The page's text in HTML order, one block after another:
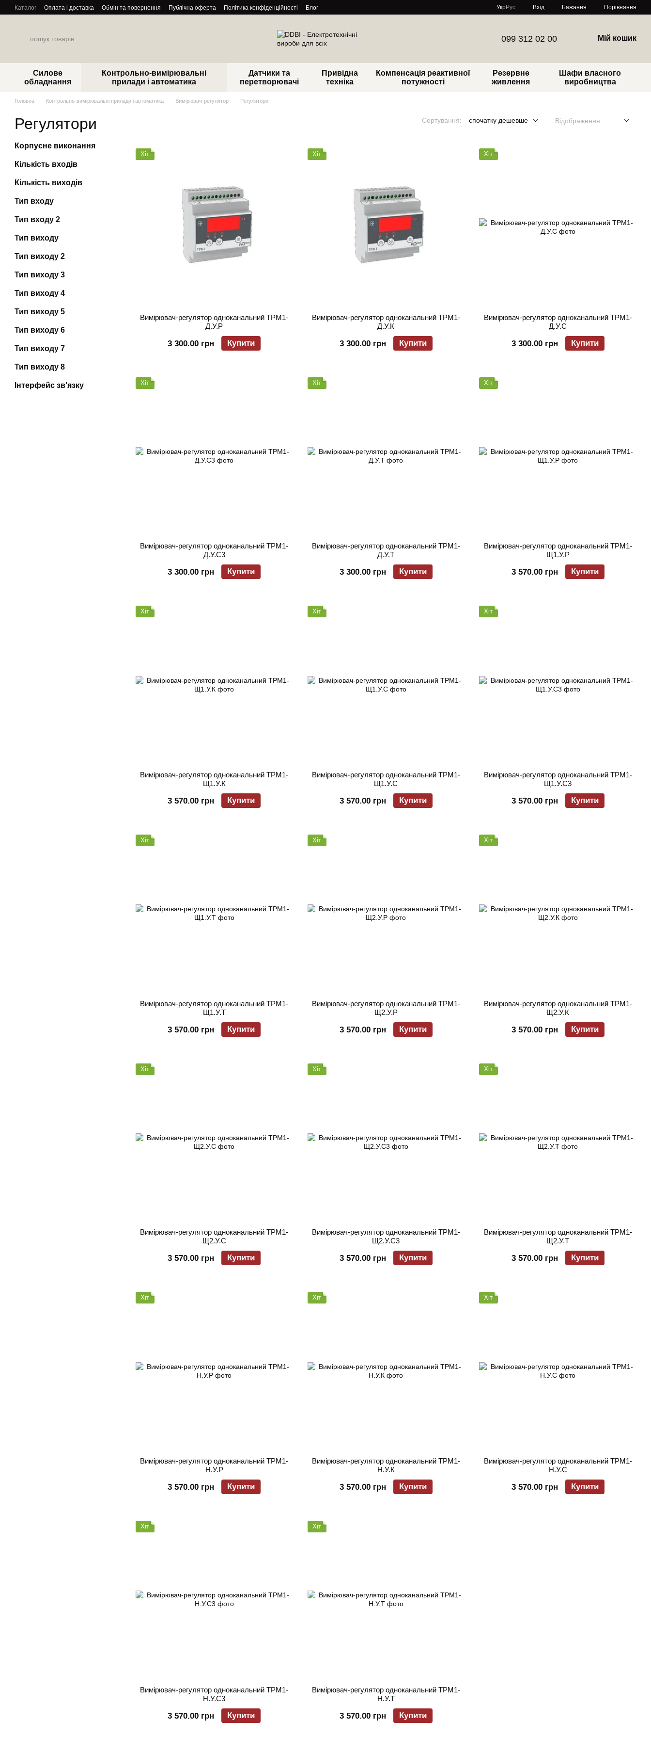
Перейти до основного контенту
Каталог Оплата і доставка Обмін та повернення Публічна оферта Політика конфіденційності Блог УкрРус Вхід Бажання Порівняння
099 312 02 00 Мій кошик
Силове
обладнання
Контрольно-вимірювальні
прилади і автоматика
Датчики та
перетворювачі
Привідна
техніка
Компенсація реактивної
потужності
Резервне
живлення
Шафи власного
виробництва
Головна Контрольно-вимірювальні прилади і автоматика Вимірювач-регулятор Регулятори
Регулятори Сортування: спочатку дешевше Відображення:
Хіт
Вимірювач-регулятор одноканальний ТРМ1-
Д.У.Р
3 300.00 грн Купити
Хіт
Вимірювач-регулятор одноканальний ТРМ1-
Д.У.К
3 300.00 грн Купити
Хіт
Вимірювач-регулятор одноканальний ТРМ1-
Д.У.С
3 300.00 грн Купити
Хіт
Вимірювач-регулятор одноканальний ТРМ1-
Д.У.С3
3 300.00 грн Купити
Хіт
Вимірювач-регулятор одноканальний ТРМ1-
Д.У.Т
3 300.00 грн Купити
Хіт
Вимірювач-регулятор одноканальний ТРМ1-
Щ1.У.Р
3 570.00 грн Купити
Хіт
Вимірювач-регулятор одноканальний ТРМ1-
Щ1.У.К
3 570.00 грн Купити
Хіт
Вимірювач-регулятор одноканальний ТРМ1-
Щ1.У.С
3 570.00 грн Купити
Хіт
Вимірювач-регулятор одноканальний ТРМ1-
Щ1.У.С3
3 570.00 грн Купити
Хіт
Вимірювач-регулятор одноканальний ТРМ1-
Щ1.У.Т
3 570.00 грн Купити
Хіт
Вимірювач-регулятор одноканальний ТРМ1-
Щ2.У.Р
3 570.00 грн Купити
Хіт
Вимірювач-регулятор одноканальний ТРМ1-
Щ2.У.К
3 570.00 грн Купити
Хіт
Вимірювач-регулятор одноканальний ТРМ1-
Щ2.У.С
3 570.00 грн Купити
Хіт
Вимірювач-регулятор одноканальний ТРМ1-
Щ2.У.С3
3 570.00 грн Купити
Хіт
Вимірювач-регулятор одноканальний ТРМ1-
Щ2.У.Т
3 570.00 грн Купити
Хіт
Вимірювач-регулятор одноканальний ТРМ1-
Н.У.Р
3 570.00 грн Купити
Хіт
Вимірювач-регулятор одноканальний ТРМ1-
Н.У.К
3 570.00 грн Купити
Хіт
Вимірювач-регулятор одноканальний ТРМ1-
Н.У.С
3 570.00 грн Купити
Хіт
Вимірювач-регулятор одноканальний ТРМ1-
Н.У.С3
3 570.00 грн Купити
Хіт
Вимірювач-регулятор одноканальний ТРМ1-
Н.У.Т
3 570.00 грн Купити
Корпусне виконання
Кількість входів
Кількість виходів
Тип входу
Тип входу 2
Тип виходу
Тип виходу 2
Тип виходу 3
Тип виходу 4
Тип виходу 5
Тип виходу 6
Тип виходу 7
Тип виходу 8
Інтерфейс зв'язку